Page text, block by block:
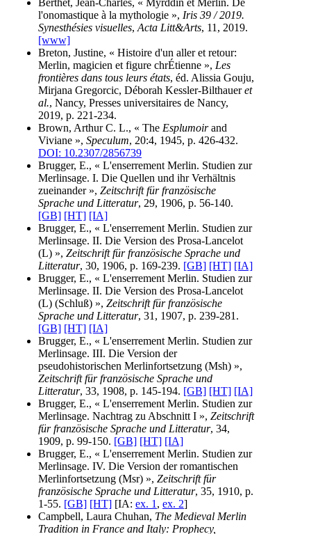
Berthet, Jean-Charles, « Myrddin et Merlin. De
l'onomastique à la mythologie », Iris 39 / 2019.
Synesthésies visuelles, Acta Litt&Arts, 11, 2019.
[www]
Breton, Justine, « Histoire d'un aller et retour:
Merlin, magicien et figure chrÉtienne », Les
frontières dans tous leurs états, éd. Alissia Gouju,
Mirjana Gregorcic, Déborah Kessler-Bilthaueret
al., Nancy, Presses universitaires de Nancy,
2019, p. 221-234.
Brown, Arthur C. L., « The Esplumoirand
Viviane », Speculum, 20:4, 1945, p. 426-432.
DOI: 10.2307/2856739
Brugger, E., « L'enserrement Merlin. Studien zur
Merlinsage. I. Die Quellen und ihr Verhältnis
zueinander », Zeitschrift für französische
Sprache und Litteratur, 29, 1906, p. 56-140.
[GB] [HT] [IA]
Brugger, E., « L'enserrement Merlin. Studien zur
Merlinsage. II. Die Version des Prosa-Lancelot
(L) », Zeitschrift für französische Sprache und
Litteratur, 30, 1906, p. 169-239. [GB] [HT] [IA]
Brugger, E., « L'enserrement Merlin. Studien zur
Merlinsage. II. Die Version des Prosa-Lancelot
(L) (Schluß) », Zeitschrift für französische
Sprache und Litteratur, 31, 1907, p. 239-281.
[GB] [HT] [IA]
Brugger, E., « L'enserrement Merlin. Studien zur
Merlinsage. III. Die Version der
pseudohistorischen Merlinfortsetzung (Msh) »,
Zeitschrift für französische Sprache und
Litteratur, 33, 1908, p. 145-194. [GB] [HT] [IA]
Brugger, E., « L'enserrement Merlin. Studien zur
Merlinsage. Nachtrag zu Abschnitt I », Zeitschrift
für französische Sprache und Litteratur, 34,
1909, p. 99-150. [GB] [HT] [IA]
Brugger, E., « L'enserrement Merlin. Studien zur
Merlinsage. IV. Die Version der romantischen
Merlinfortsetzung (Msr) », Zeitschrift für
französische Sprache und Litteratur, 35, 1910, p.
1-55. [GB] [HT] [IA: ex. 1 , ex. 2]
Campbell, Laura Chuhan, The Medieval Merlin
Tradition in France and Italy: Prophecy,